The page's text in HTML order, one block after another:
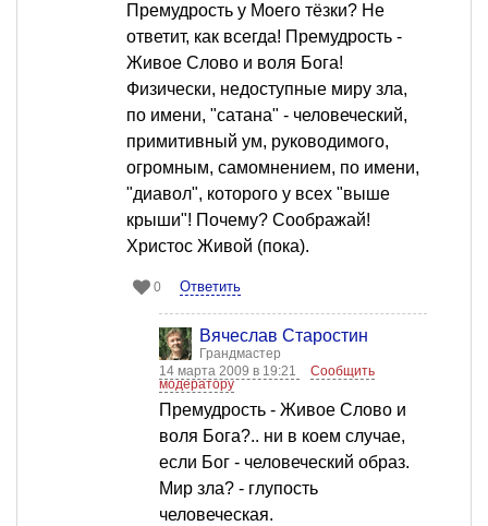
Премудрость у Моего тёзки? Не
ответит, как всегда! Премудрость -
Живое Слово и воля Бога!
Физически, недоступные миру зла,
по имени, "сатана" - человеческий,
примитивный ум, руководимого,
огромным, самомнением, по имени,
"диавол", которого у всех "выше
крыши"! Почему? Соображай!
Христос Живой (пока).
0 Ответить
Вячеслав Старостин
Грандмастер
14 марта 2009 в 19:21
Сообщить
модератору
Премудрость - Живое Слово и
воля Бога?.. ни в коем случае,
если Бог - человеческий образ.
Мир зла? - глупость
человеческая.